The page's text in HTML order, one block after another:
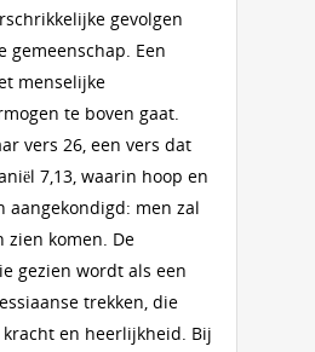
gevolgen
gemeenschap. Een
menselijke
te boven gaat.
vers 26, een vers dat
7,13, waarin hoop en
aangekondigd: men zal
zien komen. De
gezien wordt als een
trekken, die
en heerlijkheid. Bij